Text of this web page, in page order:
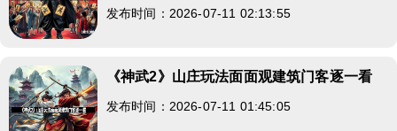
发布时间：2026-07-11 02:13:55
《神武2》山庄玩法面面观建筑门客逐一看
发布时间：2026-07-11 01:45:05